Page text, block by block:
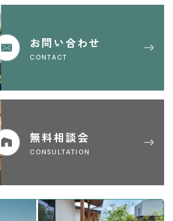
お問い合わせ
CONTACT
無料相談会
CONSULTATION